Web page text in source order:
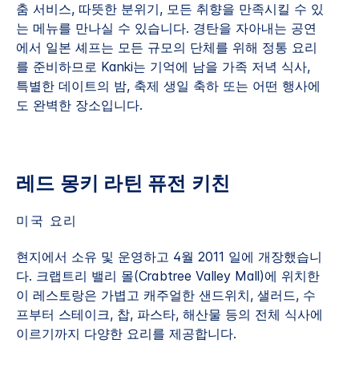
춤 서비스, 따뜻한 분위기, 모든 취향을 만족시킬 수 있
는 메뉴를 만나실 수 있습니다. 경탄을 자아내는 공연
에서 일본 셰프는 모든 규모의 단체를 위해 정통 요리
를 준비하므로 Kanki는 기억에 남을 가족 저녁 식사,
특별한 데이트의 밤, 축제 생일 축하 또는 어떤 행사에
도 완벽한 장소입니다.
레드 몽키 라틴 퓨전 키친
미국 요리
현지에서 소유 및 운영하고 4월 2011 일에 개장했습니
다. 크랩트리 밸리 몰(Crabtree Valley Mall)에 위치한
이 레스토랑은 가볍고 캐주얼한 샌드위치, 샐러드, 수
프부터 스테이크, 찹, 파스타, 해산물 등의 전체 식사에
이르기까지 다양한 요리를 제공합니다.